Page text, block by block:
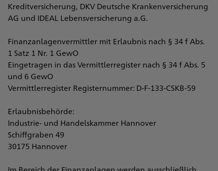
Kreditversicherung, DKV Deutsche Krankenversicherung
AG und IDEAL Lebensversicherung a.G.
Finanzanlagenvermittler mit Erlaubnis nach § 34 f Abs.
1 Satz 1 Nr. 1 GewO
Eingetragen in das Vermittlerregister nach § 34 f Abs. 5
und 6 GewO
Vermittlerregister Registernummer: D-F-133-CSKB-59
Erlaubnisbehörde:
Industrie- und Handelskammer Hannover
Schiffgraben 49
30175 Hannover